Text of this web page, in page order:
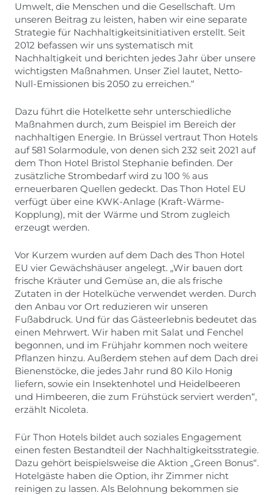
Umwelt, die Menschen und die Gesellschaft. Um
unseren Beitrag zu leisten, haben wir eine separate
Strategie für Nachhaltigkeitsinitiativen erstellt. Seit
2012 befassen wir uns systematisch mit
Nachhaltigkeit und berichten jedes Jahr über unsere
wichtigsten Maßnahmen. Unser Ziel lautet, Netto-
Null-Emissionen bis 2050 zu erreichen.“
Dazu führt die Hotelkette sehr unterschiedliche
Maßnahmen durch, zum Beispiel im Bereich der
nachhaltigen Energie. In Brüssel vertraut Thon Hotels
auf 581 Solarmodule, von denen sich 232 seit 2021 auf
dem Thon Hotel Bristol Stephanie befinden. Der
zusätzliche Strombedarf wird zu 100 % aus
erneuerbaren Quellen gedeckt. Das Thon Hotel EU
verfügt über eine KWK-Anlage (Kraft-Wärme-
Kopplung), mit der Wärme und Strom zugleich
erzeugt werden.
Vor Kurzem wurden auf dem Dach des Thon Hotel
EU vier Gewächshäuser angelegt. „Wir bauen dort
frische Kräuter und Gemüse an, die als frische
Zutaten in der Hotelküche verwendet werden. Durch
den Anbau vor Ort reduzieren wir unseren
Fußabdruck. Und für das Gästeerlebnis bedeutet das
einen Mehrwert. Wir haben mit Salat und Fenchel
begonnen, und im Frühjahr kommen noch weitere
Pflanzen hinzu. Außerdem stehen auf dem Dach drei
Bienenstöcke, die jedes Jahr rund 80 Kilo Honig
liefern, sowie ein Insektenhotel und Heidelbeeren
und Himbeeren, die zum Frühstück serviert werden“,
erzählt Nicoleta.
Für Thon Hotels bildet auch soziales Engagement
einen festen Bestandteil der Nachhaltigkeitsstrategie.
Dazu gehört beispielsweise die Aktion „Green Bonus“.
Hotelgäste haben die Option, ihr Zimmer nicht
reinigen zu lassen. Als Belohnung bekommen sie